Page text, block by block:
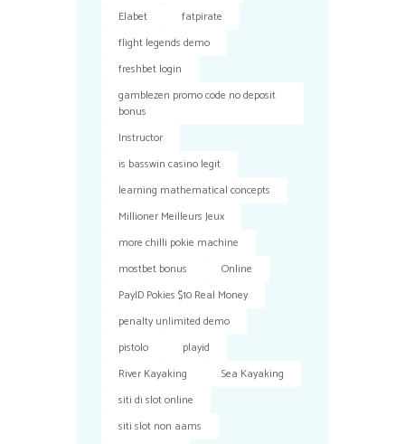
Elabet
fatpirate
flight legends demo
freshbet login
gamblezen promo code no deposit
bonus
Instructor
is basswin casino legit
learning mathematical concepts
Millioner Meilleurs Jeux
more chilli pokie machine
mostbet bonus
Online
PayID Pokies $10 Real Money
penalty unlimited demo
pistolo
playid
River Kayaking
Sea Kayaking
siti di slot online
siti slot non aams